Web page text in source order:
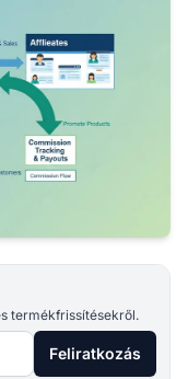
termékfrissítésekről.
Feliratkozás